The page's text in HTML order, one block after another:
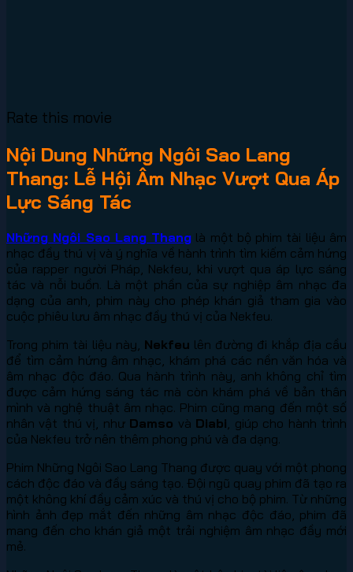
Rate this movie
Nội Dung Những Ngôi Sao Lang
Thang: Lễ Hội Âm Nhạc Vượt Qua Áp
Lực Sáng Tác
Những Ngôi Sao Lang Thang là một bộ phim tài liệu âm
nhạc đầy thú vị và ý nghĩa về hành trình tìm kiếm cảm hứng
của rapper người Pháp, Nekfeu, khi vượt qua áp lực sáng
tác và nỗi buồn. Là một phần của sự nghiệp âm nhạc đa
dạng của anh, phim này cho phép khán giả tham gia vào
cuộc phiêu lưu âm nhạc đầy thú vị của Nekfeu.
Trong phim tài liệu này, Nekfeu lên đường đi khắp địa cầu
để tìm cảm hứng âm nhạc, khám phá các nền văn hóa và
âm nhạc độc đáo. Qua hành trình này, anh không chỉ tìm
được cảm hứng sáng tác mà còn khám phá về bản thân
mình và nghệ thuật âm nhạc. Phim cũng mang đến một số
nhân vật thú vị, như Damso và Diabi , giúp cho hành trình
của Nekfeu trở nên thêm phong phú và đa dạng.
Phim Những Ngôi Sao Lang Thang được quay với một phong
cách độc đáo và đầy sáng tạo. Đội ngũ quay phim đã tạo ra
một không khí đầy cảm xúc và thú vị cho bộ phim. Từ những
hình ảnh đẹp mắt đến những âm nhạc độc đáo, phim đã
mang đến cho khán giả một trải nghiệm âm nhạc đầy mới
mẻ.